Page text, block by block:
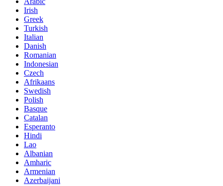
Irish
Greek
Turkish
Italian
Danish
Romanian
Indonesian
Czech
Afrikaans
Swedish
Polish
Basque
Catalan
Esperanto
Hindi
Lao
Albanian
Amharic
Armenian
Azerbaijani